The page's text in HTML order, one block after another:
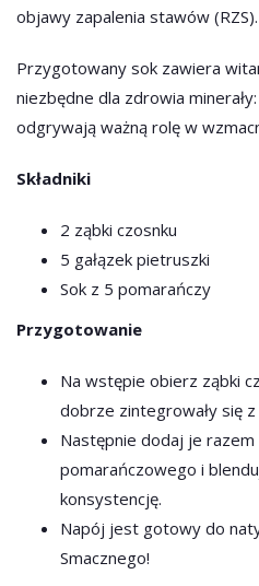
objawy zapalenia stawów (RZS).
Przygotowany sok zawiera
niezbędne dla zdrowia
odgrywają ważną rolę w
Składniki
2 ząbki czosnku
5 gałązek pietruszki
Sok z 5 pomarańczy
Przygotowanie
Na wstępie obierz ząbki
dobrze zintegrowały się z
Następnie dodaj je
pomarańczowego i
konsystencję.
Napój jest gotowy do
Smacznego!